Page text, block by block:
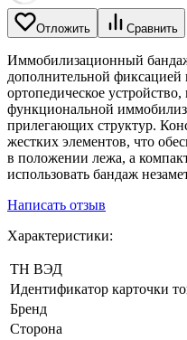
Отложить Сравнить
Иммобилизационный
дополнительной фиксацией
ортопедическое
функциональной
прилегающих структур.
жестких элементов, что
в положении лежа, а
использовать бандаж
Написать отзыв
Характеристики:
ТН ВЭД
Идентификатор карточки
Бренд
Сторона